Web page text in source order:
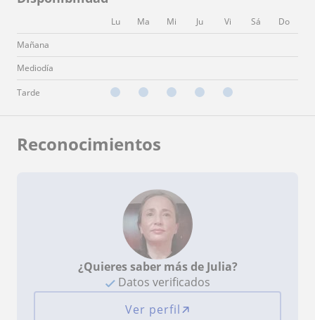
Lu Ma Mi Ju Vi Sá
Do
Mañana
Mediodía
Tarde
Reconocimientos
¿Quieres saber más de Julia?
Datos verificados
Ver perfil